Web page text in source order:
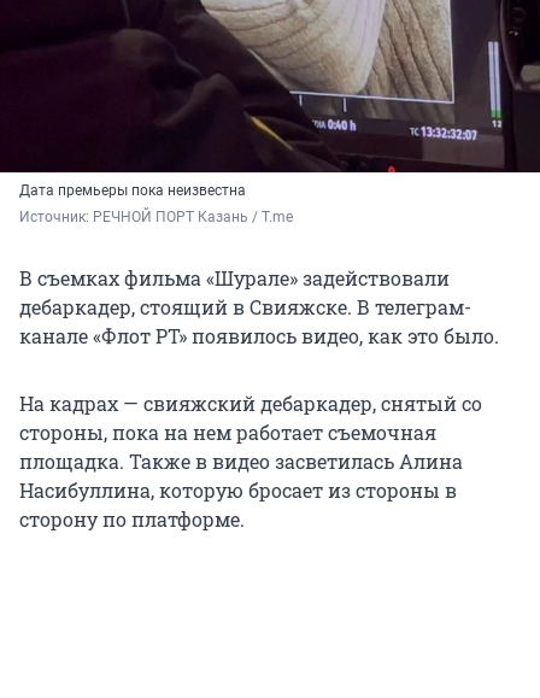
Дата премьеры пока неизвестна
Источник: РЕЧНОЙ ПОРТ Казань / T.me
В съемках фильма «Шурале» задействовали
дебаркадер, стоящий в Свияжске. В телеграм-
канале «Флот РТ» появилось видео, как это было.
На кадрах — свияжский дебаркадер, снятый со
стороны, пока на нем работает съемочная
площадка. Также в видео засветилась Алина
Насибуллина, которую бросает из стороны в
сторону по платформе.